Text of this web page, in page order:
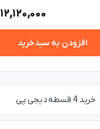
12,120,000
افزودن به سبدخرید
خرید 4 قسطه دیجی پی